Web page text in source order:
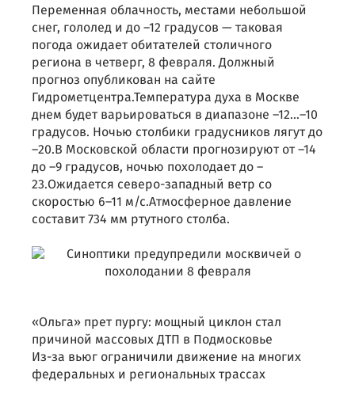
Переменная облачность, местами небольшой
снег, гололед и до –12 градусов — таковая
погода ожидает обитателей столичного
региона в четверг, 8 февраля. Должный
прогноз опубликован на сайте
Гидрометцентра.Температура духа в Москве
днем будет варьироваться в диапазоне –12…–10
градусов. Ночью столбики градусников лягут до
–20.В Московской области прогнозируют от –14
до –9 градусов, ночью похолодает до –
23.Ожидается северо-западный ветр со
скоростью 6–11 м/с.Атмосферное давление
составит 734 мм ртутного столба.
«Ольга» прет пургу: мощный циклон стал
причиной массовых ДТП в Подмосковье
Из-за вьюг ограничили движение на многих
федеральных и региональных трассах